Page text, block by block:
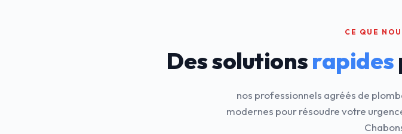
CE QUE
Des solutionsrapides
nos professionnels agréés de
modernes pour résoudre votre